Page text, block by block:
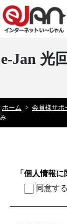
e-Jan 光
ホーム > 会員様サポ
み
「 個人情報に
同意する